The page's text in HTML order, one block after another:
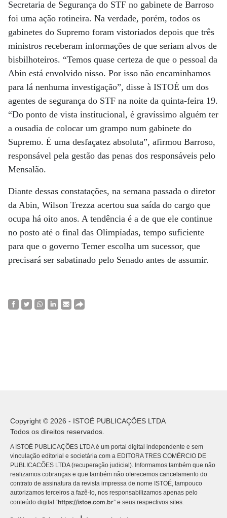
Secretaria de Segurança do STF no gabinete de Barroso
foi uma ação rotineira. Na verdade, porém, todos os
gabinetes do Supremo foram vistoriados depois que três
ministros receberam informações de que seriam alvos de
bisbilhoteiros. “Temos quase certeza de que o pessoal da
Abin está envolvido nisso. Por isso não encaminhamos
para lá nenhuma investigação”, disse à ISTOÉ um dos
agentes de segurança do STF na noite da quinta-feira 19.
“Do ponto de vista institucional, é gravíssimo alguém ter
a ousadia de colocar um grampo num gabinete do
Supremo. É uma desfaçatez absoluta”, afirmou Barroso,
responsável pela gestão das penas dos responsáveis pelo
Mensalão.
Diante dessas constatações, na semana passada o diretor
da Abin, Wilson Trezza acertou sua saída do cargo que
ocupa há oito anos. A tendência é a de que ele continue
no posto até o final das Olimpíadas, tempo suficiente
para que o governo Temer escolha um sucessor, que
precisará ser sabatinado pelo Senado antes de assumir.
Copyright © 2026 - ISTOÉ PUBLICAÇÕES LTDA
Todos os direitos reservados.
A ISTOÉ PUBLICAÇÕES LTDA é um portal digital independente e sem
vinculação editorial e societária com a EDITORA TRES COMÉRCIO DE
PUBLICACÕES LTDA (recuperação judicial). Informamos também que não
realizamos cobranças e que também não oferecemos cancelamento do
contrato de assinatura da revista impressa de nome ISTOÉ, tampouco
autorizamos terceiros a fazê-lo, nos responsabilizamos apenas pelo
conteúdo digital “https://istoe.com.br” e seus respectivos sites.